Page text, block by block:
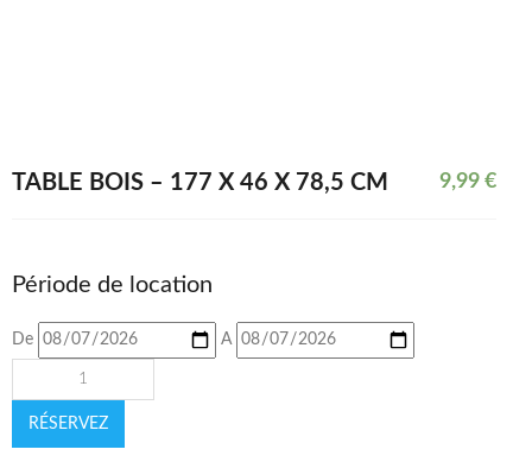
TABLE BOIS – 177 X 46 X 78,5 CM 9,99 €
Période de location
De A
RÉSERVEZ